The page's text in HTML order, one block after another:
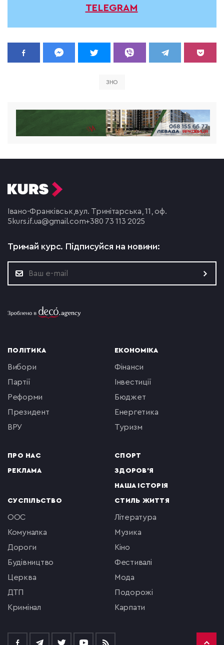
TELEGRAM
ЗНО
Івано-Франківськ,вул. Тринітарська, 11, оф.
5 kurs.if.ua@gmail.com+380 73 113 2025
Тримай курс. Підписуйся на новини:
ПОЛІТИКА
вибори
партії
реформи
президент
ВРУ
ПРО НАС
РЕКЛАМА
ЕКОНОМІКА
фінанси
інвестиції
бюджет
енергетика
туризм
СПОРТ
ЗДОРОВ'Я
НАША ІСТОРІЯ
СУСПІЛЬСТВО
ООС
комуналка
Дороги
будівництво
церква
ДТП
кримінал
СТИЛЬ ЖИТТЯ
література
музика
кіно
фестивалі
мода
подорожі
Карпати